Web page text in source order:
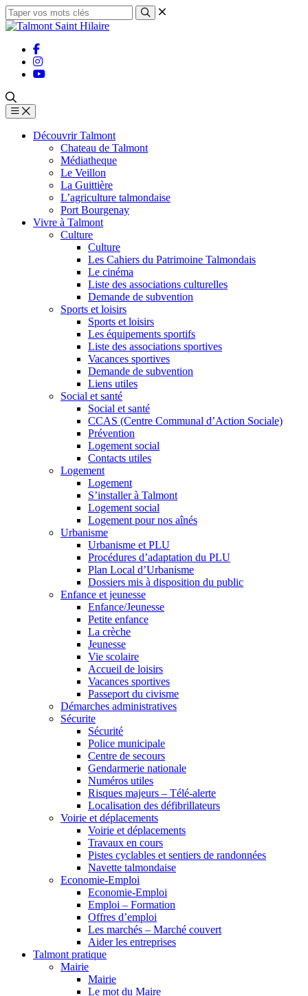
Découvrir Talmont
Chateau de Talmont
Médiatheque
Le Veillon
La Guittière
L’agriculture talmondaise
Port Bourgenay
Vivre à Talmont
Culture
Culture
Les Cahiers du Patrimoine Talmondais
Le cinéma
Liste des associations culturelles
Demande de subvention
Sports et loisirs
Sports et loisirs
Les équipements sportifs
Liste des associations sportives
Vacances sportives
Demande de subvention
Liens utiles
Social et santé
Social et santé
CCAS (Centre Communal d’Action Sociale)
Prévention
Logement social
Contacts utiles
Logement
Logement
S’installer à Talmont
Logement social
Logement pour nos aînés
Urbanisme
Urbanisme et PLU
Procédures d’adaptation du PLU
Plan Local d’Urbanisme
Dossiers mis à disposition du public
Enfance et jeunesse
Enfance/Jeunesse
Petite enfance
La crèche
Jeunesse
Vie scolaire
Accueil de loisirs
Vacances sportives
Passeport du civisme
Démarches administratives
Sécurite
Sécurité
Police municipale
Centre de secours
Gendarmerie nationale
Numéros utiles
Risques majeurs – Télé-alerte
Localisation des défibrillateurs
Voirie et déplacements
Voirie et déplacements
Travaux en cours
Pistes cyclables et sentiers de randonnées
Navette talmondaise
Economie-Emploi
Economie-Emploi
Emploi – Formation
Offres d’emploi
Les marchés – Marché couvert
Aider les entreprises
Talmont pratique
Mairie
Mairie
Le mot du Maire